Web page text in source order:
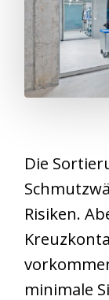
Die
Risiken.
minimale